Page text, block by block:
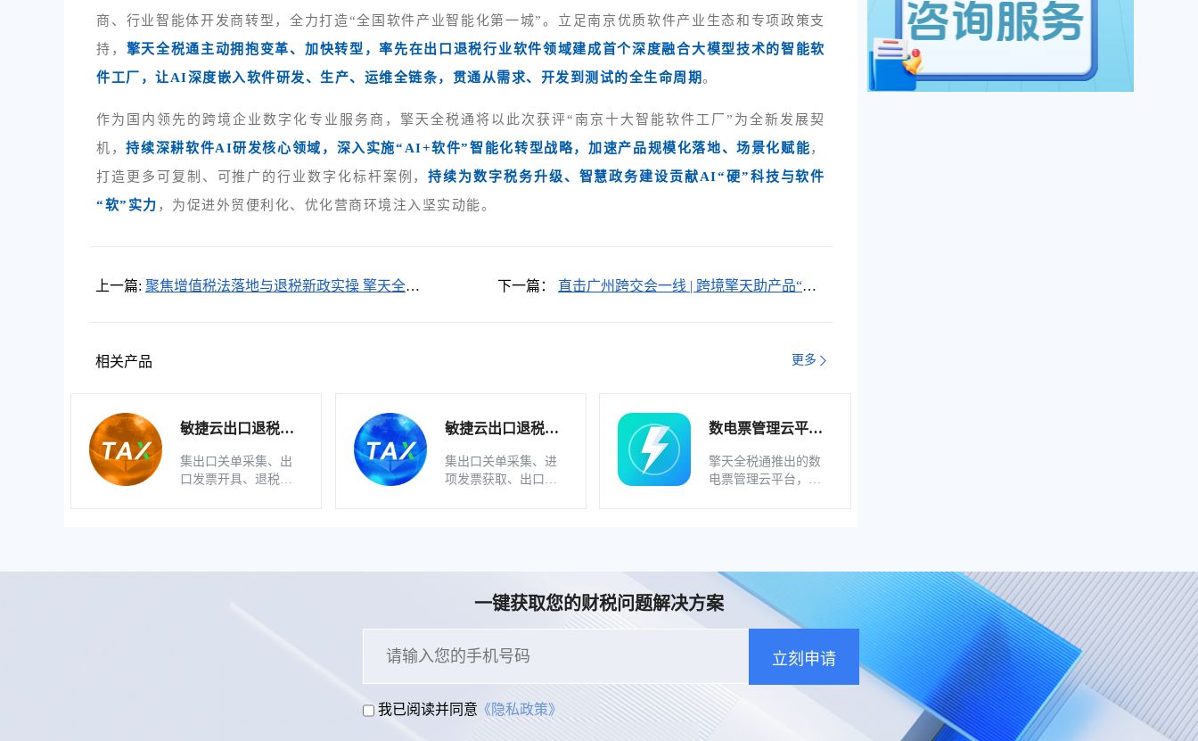
商、行业智能体开发商转型，全力打造“全国软件产业智能化第一城” 。立足南京优质软件产业生态和专项政策支
持， 擎天全税通主动拥抱变革、加快转型，率先在出口退税行业软件领域建成首个深度融合大模型技术的智能软
件工厂，让AI深度嵌入软件研发、生产、运维全链条，贯通从需求、开发到测试的全生命周期 。
作为国内领先的跨境企业数字化专业服务商，擎天全税通将以此次获评“南京十大智能软件工厂”为全新发展契
机，持续深耕软件AI研发核心领域，深入实施“AI+软件”智能化转型战略，加速产品规模化落地、场景化赋能，
打造更多可复制、可推广的行业数字化标杆案例，持续为数字税务升级、智慧政务建设贡献AI“硬”科技与软件
“软”实力 ，为促进外贸便利化、优化营商环境注入坚实动能。
上一篇: 聚焦增值税法落地与退税新政实操 擎天全税
下一篇：
直击广州跨交会一线 | 跨境擎天助产品“秀
相关产品 更多
敏捷云出口退税申
集出口关单采集、出
口发票开具、退税明
敏捷云出口退税申
集出口关单采集、进
项发票获取、出口发
数电票管理云平台
业
擎天全税通推出的数
电票管理云平台，是
息采集模式，为企业
构建全量自有发票池
和数字化文件本地存
一键获取您的财税问题解决方案
立刻申请
我已阅读并同意《隐私政策》